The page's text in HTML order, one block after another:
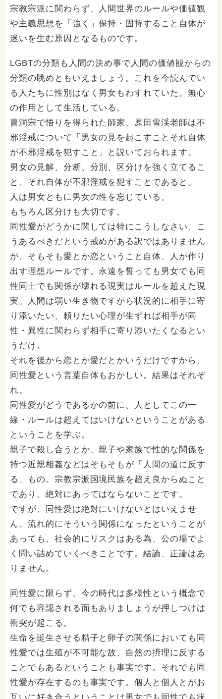
宗教宗派に関わらず、人間世界のルールや価値観
や主義思想を「強く」保持・固持すること自体が
迷いを生む原因となるものです。
LGBTの分類も人間の決め事で人間の価値観からの
分類の眺めともいえましょう。これを今読んでい
る人たちに性別はなく男女もわすれていた。無心
の作用として生活している。
曹洞宗で悟りを得られた師家、原田雪渓老師は不
邪淫戒について「男女の見を起こすことそれ自体
が不邪淫戒を犯すこと」と説いておられます。
男女の見解、分断、分別、区分けを強く立てるこ
と、それ自体が不邪淫戒を犯すことであると。
人は男女ともに男女の性を忘じている。
もちろん区分けも大切です。
同性愛がどうかに関しては特にこうしなさい、こ
うあるべきだという戒めがある訳ではありません
が、そもそも愛とか恋ということ自体、人が作り
出す理想ルールです。永遠を誓っても男女でも同
性同士でも関係が壊れる現実はルールを超えた現
実。人間は弱い生き物ですから状況的に相手に寄
り添いたい、頼りたい心理が生ずれば相手が同
性・異性に関わらず相手に寄り添いたくなるとい
うだけ。
それを後から恋とか愛だとかいうだけですから、
同性愛という言葉自体もおかしい。結果はそれぞ
れ。
同性愛がどうであるかの前に、人としてこの一
線・ルールは超えてはいけないということがある
ということを学ぶ。
親子で殺し合うとか、親子や家族で性的な関係を
持つ近親相姦などはそもそもが「人間の道に反す
る」もの。宗教宗派国境民族を超え良からぬこと
であり、絶対にあってはならないことです。
ですが、同性愛は絶対にいけないとはいえませ
ん。流れ的にそういう関係になったということが
あっても、社会的にリスクはある為、公の場でよ
く問い詰めていくべきことです。結論、正論はあ
りません。
同性愛に限らず、今の時代は多様性という概念で
何でも容認される面もありましょうが押しつけは
衝突が起こる。
生命を誕生させる精子と卵子の関係においても同
性愛では生殖が不可能な故、自然の摂理に反する
ことでもあるということも事実です。それでも同
性愛が存在するのも事実です。個人と個人とがお